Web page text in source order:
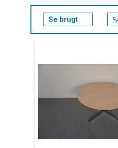
Se brugt